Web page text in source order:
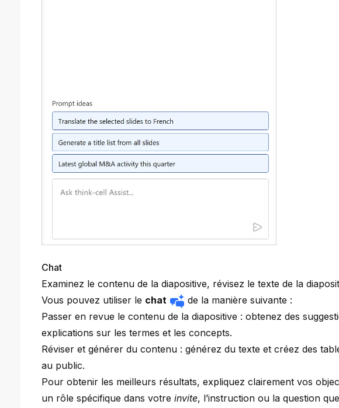
Chat
Examinez le contenu de la diapositive, révisez le texte de la
Vous pouvez utiliser le chat
de la manière suivante :
Passer en revue le contenu de la diapositive : obtenez des
explications sur les termes et les concepts.
Réviser et générer du contenu : générez du texte et créez des
au public.
Pour obtenir les meilleurs résultats, expliquez clairement vos
un rôle spécifique dans votreinvite, l’instruction ou la question